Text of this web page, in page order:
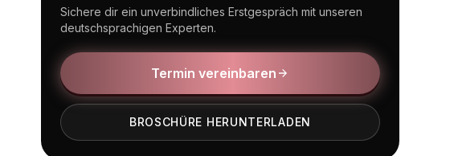
Sichere dir ein unverbindliches Erstgespräch mit unseren
deutschsprachigen Experten.
Termin vereinbaren
BROSCHÜRE HERUNTERLADEN